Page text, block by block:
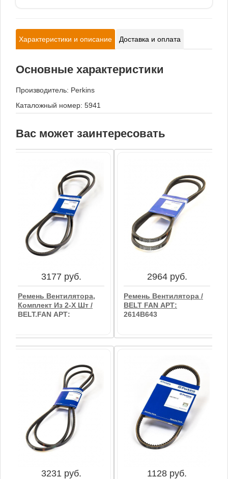
Характеристики и описание Доставка и оплата
Основные характеристики
Производитель: Perkins
Каталожный номер: 5941
Вас может заинтересовать
3177 руб.
Ремень Вентилятора,
Комплект Из 2-Х Шт /
BELT,FAN АРТ:
3177 руб.
Ремень Вентилятора,
Комплект Из 2-Х Шт /
В корзину
2964 руб.
Ремень Вентилятора /
BELT FAN АРТ:
2614B643
2964 руб.
Ремень Вентилятора /
BELT FAN АРТ:
В корзину
3231 руб. 1128 руб.